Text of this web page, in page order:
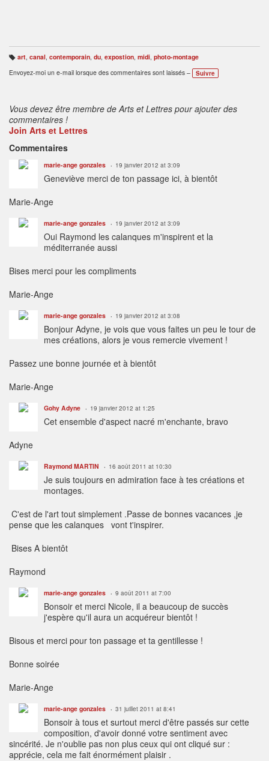
B
ali
s
art, canal, contemporain, du, expostion, midi, photo-montage
Envoyez-moi un e-mail lorsque des commentaires sont laissés –
Suivre
Vous devez être membre de Arts et Lettres pour ajouter des
commentaires !
Join Arts et Lettres
Commentaires
marie-ange gonzales 19 janvier 2012 at 3:09
Geneviève merci de ton passage ici, à bientôt
Marie-Ange
marie-ange gonzales 19 janvier 2012 at 3:09
Oui Raymond les calanques m'inspirent et la
méditerranée aussi
Bises merci pour les compliments
Marie-Ange
marie-ange gonzales 19 janvier 2012 at 3:08
Bonjour Adyne, je vois que vous faites un peu le tour de
mes créations, alors je vous remercie vivement !
Passez une bonne journée et à bientôt
Marie-Ange
Gohy Adyne 19 janvier 2012 at 1:25
Cet ensemble d'aspect nacré m'enchante, bravo
Adyne
Raymond MARTIN 16 août 2011 at 10:30
Je suis toujours en admiration face à tes créations et
montages.
C'est de l'art tout simplement .Passe de bonnes vacances ,je
pense que les calanques vont t'inspirer.
Bises A bientôt
Raymond
marie-ange gonzales 9 août 2011 at 7:00
Bonsoir et merci Nicole, il a beaucoup de succès
j'espère qu'il aura un acquéreur bientôt !
Bisous et merci pour ton passage et ta gentillesse !
Bonne soirée
Marie-Ange
marie-ange gonzales 31 juillet 2011 at 8:41
Bonsoir à tous et surtout merci d'être passés sur cette
composition, d'avoir donné votre sentiment avec
sincérité. Je n'oublie pas non plus ceux qui ont cliqué sur :
apprécie, cela me fait énormément plaisir .